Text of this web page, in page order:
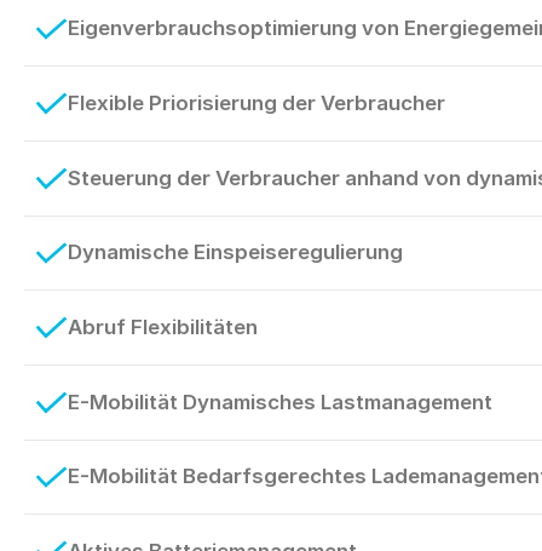
Eigenverbrauchsoptimierung von
Flexible Priorisierung der Verbraucher
Steuerung der Verbraucher anhand von
Dynamische Einspeiseregulierung
Abruf Flexibilitäten
E-Mobilität Dynamisches Lastmanagement
E-Mobilität Bedarfsgerechtes